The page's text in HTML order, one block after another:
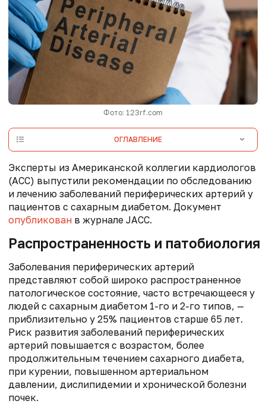
Фото: 123rf.com
ОГЛАВЛЕНИЕ
Эксперты из Американской коллегии кардиологов
(ACC) выпустили рекомендации по обследованию
и лечению заболеваний периферических артерий у
пациентов с сахарным диабетом. Документ
опубликован в журнале JACC.
Распространенность и патобиология
Заболевания периферических артерий
представляют собой широко распространенное
патологическое состояние, часто встречающееся у
людей с сахарным диабетом 1-го и 2-го типов, —
приблизительно у 25% пациентов старше 65 лет.
Риск развития заболеваний периферических
артерий повышается с возрастом, более
продолжительным течением сахарного диабета,
при курении, повышенном артериальном
давлении, дислипидемии и хронической болезни
почек.